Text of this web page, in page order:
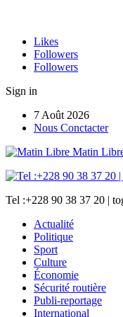
Likes
Followers
Followers
Sign in
7 Août 2026
Nous Conctacter
Matin
Tel :+228 90 38 37 20 |
Actualité
Politique
Sport
Culture
Économie
Sécurité routière
Publi-reportage
International